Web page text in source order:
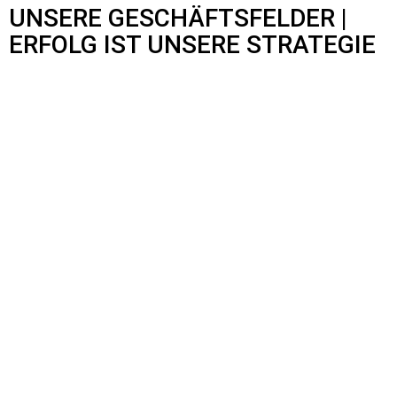
UNSERE GESCHÄFTSFELDER |
ERFOLG IST UNSERE STRATEGIE